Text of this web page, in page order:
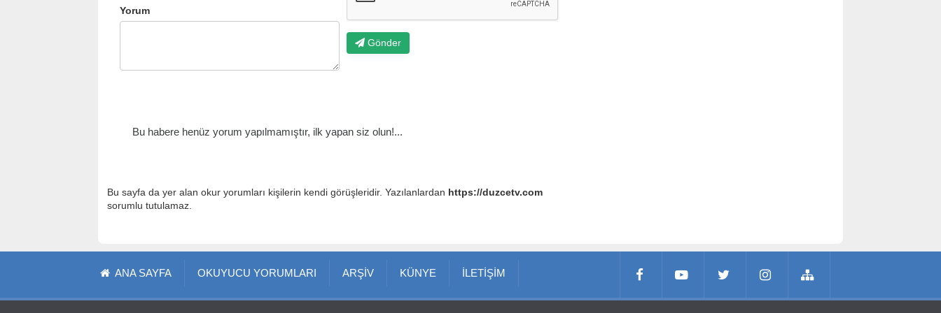
Yorum
Gönder
Bu habere henüz yorum yapılmamıştır, ilk yapan siz olun!...
Bu sayfa da yer alan okur yorumları kişilerin kendi görüşleridir. Yazılanlardan https://duzcetv.com
sorumlu tutulamaz.
ANA SAYFA OKUYUCU YORUMLARI ARŞİV KÜNYE İLETİŞİM